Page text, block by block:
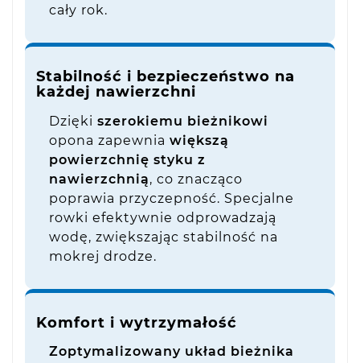
cały rok.
Stabilność i bezpieczeństwo na
każdej nawierzchni
Dzięki szerokiemu bieżnikowi
opona zapewnia większą
powierzchnię styku z
nawierzchnią, co znacząco
poprawia przyczepność. Specjalne
rowki efektywnie odprowadzają
wodę, zwiększając stabilność na
mokrej drodze.
Komfort i wytrzymałość
Zoptymalizowany układ bieżnika